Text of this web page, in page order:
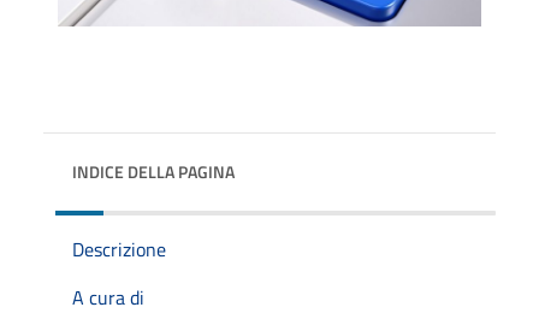
INDICE DELLA PAGINA
Descrizione
A cura di